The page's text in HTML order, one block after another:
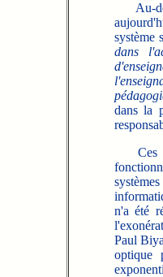
Au-
système
dans
dans la
Ces
n'a été
Paul
optique